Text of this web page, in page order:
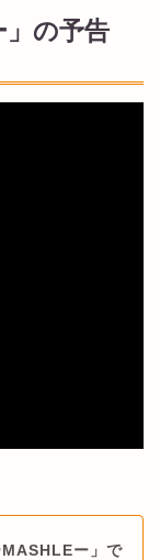
」の予告
MASHLEー」で